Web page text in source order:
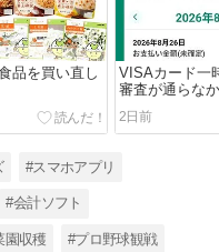
品を買い直し
VISAカード一
審査が通らな
2日前
#スマホアプリ
#会計ソフト
園収穫 #プロ野球観戦